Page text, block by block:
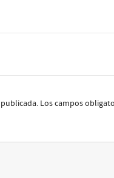
Los campos